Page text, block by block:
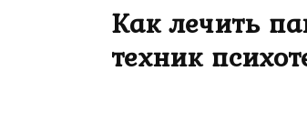
Как лечить
техник